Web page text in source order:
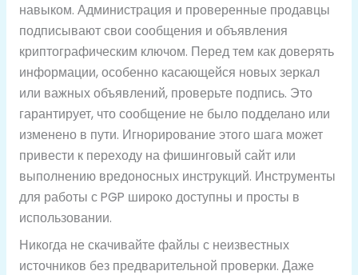
навыком. Администрация и проверенные продавцы
подписывают свои сообщения и объявления
криптографическим ключом. Перед тем как доверять
информации, особенно касающейся новых зеркал
или важных объявлений, проверьте подпись. Это
гарантирует, что сообщение не было подделано или
изменено в пути. Игнорирование этого шага может
привести к переходу на фишинговый сайт или
выполнению вредоносных инструкций. Инструменты
для работы с PGP широко доступны и просты в
использовании.
Никогда не скачивайте файлы с неизвестных
источников без предварительной проверки. Даже